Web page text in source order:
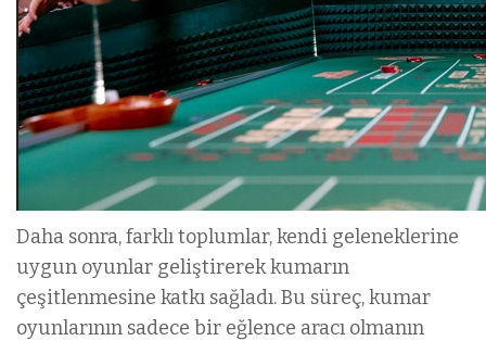
Daha sonra, farklı toplumlar, kendi geleneklerine
uygun oyunlar geliştirerek kumarın
çeşitlenmesine katkı sağladı. Bu süreç, kumar
oyunlarının sadece bir eğlence aracı olmanın